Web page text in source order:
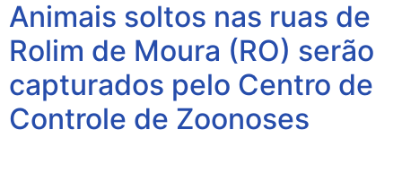
Animais soltos nas ruas de
Rolim de Moura (RO) serão
capturados pelo Centro de
Controle de Zoonoses